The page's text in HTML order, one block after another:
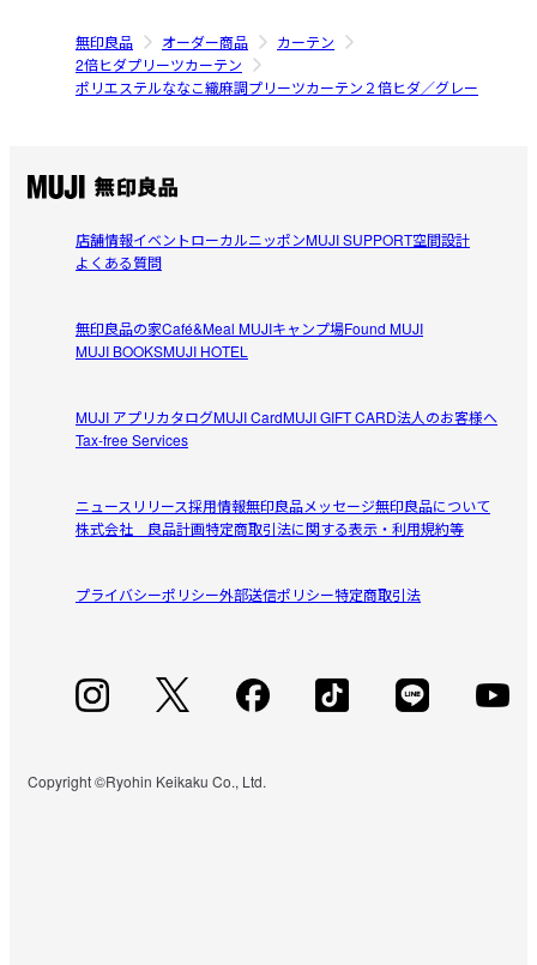
無印良品 オーダー商品
カーテン
2倍ヒダプリーツカーテン
ポリエステルななこ織麻調プリーツカーテン２倍ヒダ／グレー
店舗情報イベントローカルニッポンMUJI SUPPORT空間設計
よくある質問
無印良品の家Café&Meal MUJIキャンプ場Found MUJI
MUJI BOOKSMUJI HOTEL
MUJI アプリカタログMUJI CardMUJI GIFT CARD法人のお客様へ
Tax-free Services
ニュースリリース採用情報無印良品メッセージ無印良品について
株式会社 良品計画特定商取引法に関する表示・利用規約等
プライバシーポリシー外部送信ポリシー特定商取引法
Copyright ©Ryohin Keikaku Co., Ltd.